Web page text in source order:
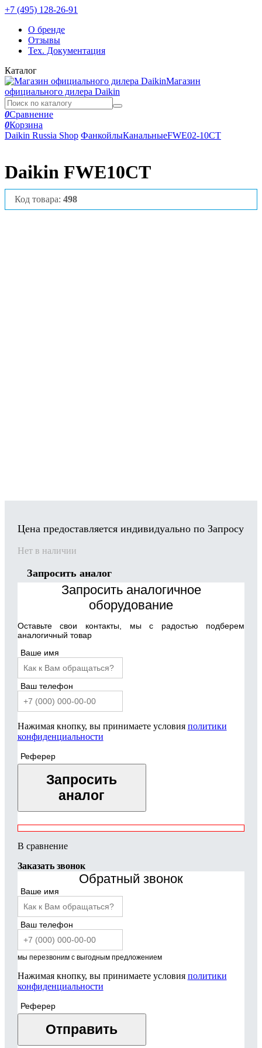
+7 (495) 128-26-91
О бренде
Отзывы
Тех. Документация
Каталог
Магазин
официального дилера Daikin
0Сравнение
0Корзина
Daikin Russia Shop ФанкойлыКанальныеFWE02-10CT
Daikin FWE10CT
Код товара: 498
Цена предоставляется индивидуально по Запросу
Нет в наличии
Запросить аналог
Запросить аналогичное
оборудование
Оставьте свои контакты, мы с радостью подберем
аналогичный товар
Ваше имя
Ваш телефон
Нажимая кнопку, вы принимаете условия политики
конфиденциальности
Реферер
Запросить
аналог
В сравнение
Заказать звонок
Обратный звонок
Ваше имя
Ваш телефон
мы перезвоним с выгодным предложением
Нажимая кнопку, вы принимаете условия политики
конфиденциальности
Реферер
Отправить